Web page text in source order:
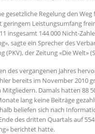
gesetzliche Regelung den Weg
Leistungsumfang
insgesamt 144 000 Nicht-
sagte ein Sprecher des
(PKV), der Zeitung «Die Welt»
des vergangenen Jahres
bereits im November 2010
Damals hatten 88
lang keine Beiträge
beliefen sich nach
des dritten Quartals auf
berichtet hatte.